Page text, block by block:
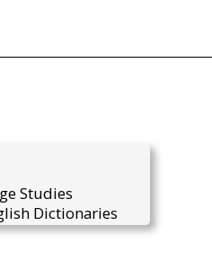
Studies
Dictionaries